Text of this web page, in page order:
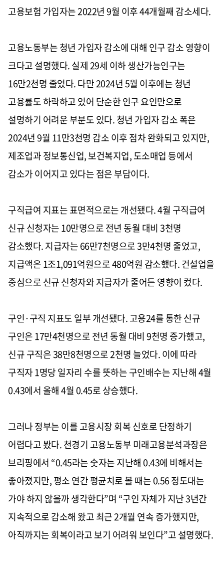
고용보험 가입자는 2022년 9월 이후 44개월째 감소세다.
고용노동부는 청년 가입자 감소에 대해 인구 감소 영향이
크다고 설명했다. 실제 29세 이하 생산가능인구는
16만2천명 줄었다. 다만 2024년 5월 이후에는 청년
고용률도 하락하고 있어 단순한 인구 요인만으로
설명하기 어려운 부분도 있다. 청년 가입자 감소 폭은
2024년 9월 11만3천명 감소 이후 점차 완화되고 있지만,
제조업과 정보통신업, 보건복지업, 도소매업 등에서
감소가 이어지고 있다는 점은 부담이다.
구직급여 지표는 표면적으로는 개선됐다. 4월 구직급여
신규 신청자는 10만명으로 전년 동월 대비 3천명
감소했다. 지급자는 66만7천명으로 3만4천명 줄었고,
지급액은 1조1,091억원으로 480억원 감소했다. 건설업을
중심으로 신규 신청자와 지급자가 줄어든 영향이 컸다.
구인·구직 지표도 일부 개선됐다. 고용24를 통한 신규
구인은 17만4천명으로 전년 동월 대비 9천명 증가했고,
신규 구직은 38만8천명으로 2천명 늘었다. 이에 따라
구직자 1명당 일자리 수를 뜻하는 구인배수는 지난해 4월
0.43에서 올해 4월 0.45로 상승했다.
그러나 정부는 이를 고용시장 회복 신호로 단정하기
어렵다고 봤다. 천경기 고용노동부 미래고용분석과장은
브리핑에서 “0.45라는 숫자는 지난해 0.43에 비해서는
좋아졌지만, 평소 연간 평균치로 볼 때는 0.56 정도대는
가야 하지 않을까 생각한다”며 “구인 자체가 지난 3년간
지속적으로 감소해 왔고 최근 2개월 연속 증가했지만,
아직까지는 회복이라고 보기 어려워 보인다”고 설명했다.